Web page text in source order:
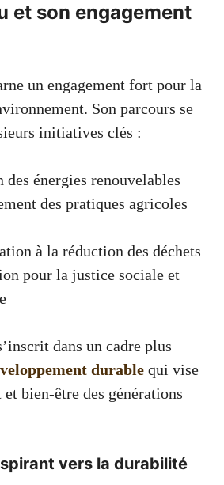
et son engagement
un engagement fort pour la
Son parcours se
initiatives clés :
des énergies renouvelables
des pratiques agricoles
à la réduction des déchets
pour la justice sociale et
dans un cadre plus
durable qui vise
bien-être des générations
vers la durabilité